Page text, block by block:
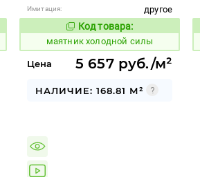
Имитация:
другое
Код товара:
936088Код товара:
маятник холодной силы
Цена 5 657 руб./м²
НАЛИЧИЕ: 168.81 М²